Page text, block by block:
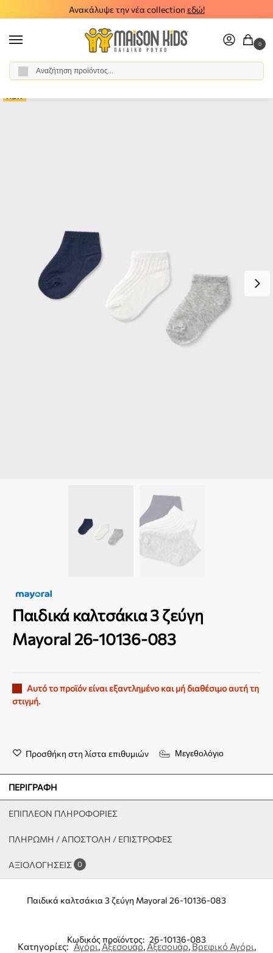
Ανακάλυψε την νέα collection εδώ!
0
Αρχική σελίδα / Αγόρι / Αξεσουάρ
Παιδικά καλτσάκια 3 ζεύγη
Mayoral 26-10136-083
Αυτό το προϊόν είναι εξαντλημένο και μή διαθέσιμο αυτή τη
στιγμή.
Προσθήκη στη λίστα επιθυμιών Μεγεθολόγιο
ΠΕΡΙΓΡΑΦΉ
ΕΠΙΠΛΈΟΝ ΠΛΗΡΟΦΟΡΊΕΣ
ΠΛΗΡΩΜΗ / ΑΠΟΣΤΟΛΗ / ΕΠΙΣΤΡΟΦΕΣ
ΑΞΙΟΛΟΓΉΣΕΙΣ 0
Παιδικά καλτσάκια 3 ζεύγη Mayoral 26-10136-083
Κωδικός προϊόντος: 26-10136-083
Κατηγορίες: Αγόρι, Αξεσουάρ, Αξεσουάρ,Βρεφικό Αγόρι,